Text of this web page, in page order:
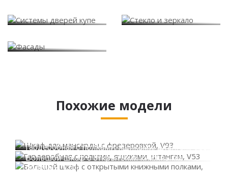
Похожие модели
Гардеробная с полками, ящиками, штангам, V53
Большой шкаф с открытыми книжными
полками, V103